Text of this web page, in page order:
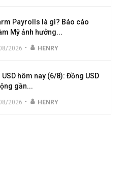
Payrolls là gì? Báo cáo
Mỹ ảnh hưởng...
2026 - HENRY
USD hôm nay (6/8): Đồng USD
gần...
2026 - HENRY